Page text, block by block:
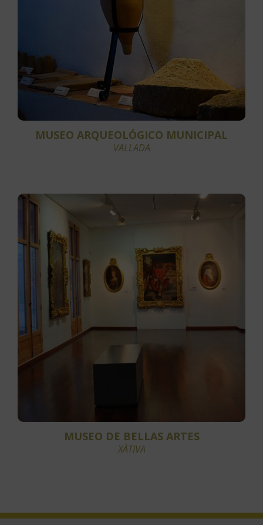
MUSEO ARQUEOLÓGICO MUNICIPAL
VALLADA
MUSEO DE BELLAS ARTES
XÀTIVA